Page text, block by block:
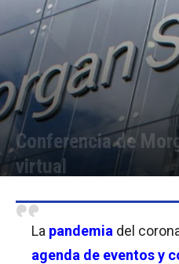
Conferencia de
virtual
La pandemia del
agenda de eventos y